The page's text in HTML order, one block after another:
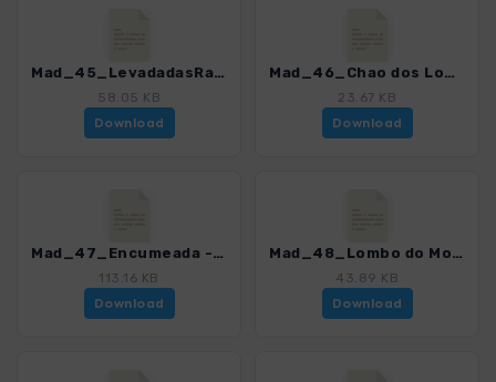
Mad_45_LevadadasRabaças_4811_12.gpx
58.05 KB
Download
Mad_46_Chao dos Louros_4811_12.gpx
23.67 KB
Download
Mad_47_Encumeada - Faja Escura_4811_12.gpx
113.16 KB
Download
Mad_48_Lombo do Mouro_4811_12.gpx
43.89 KB
Download